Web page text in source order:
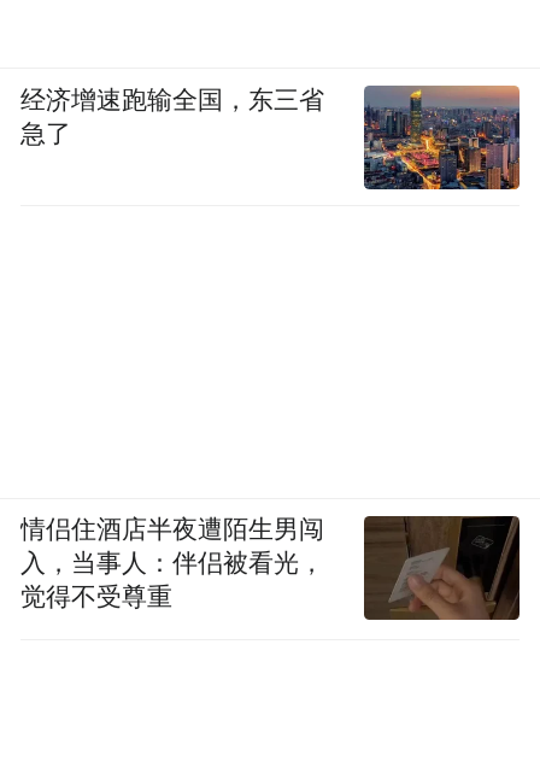
经济增速跑输全国，东三省
急了
情侣住酒店半夜遭陌生男闯
入，当事人：伴侣被看光，
觉得不受尊重